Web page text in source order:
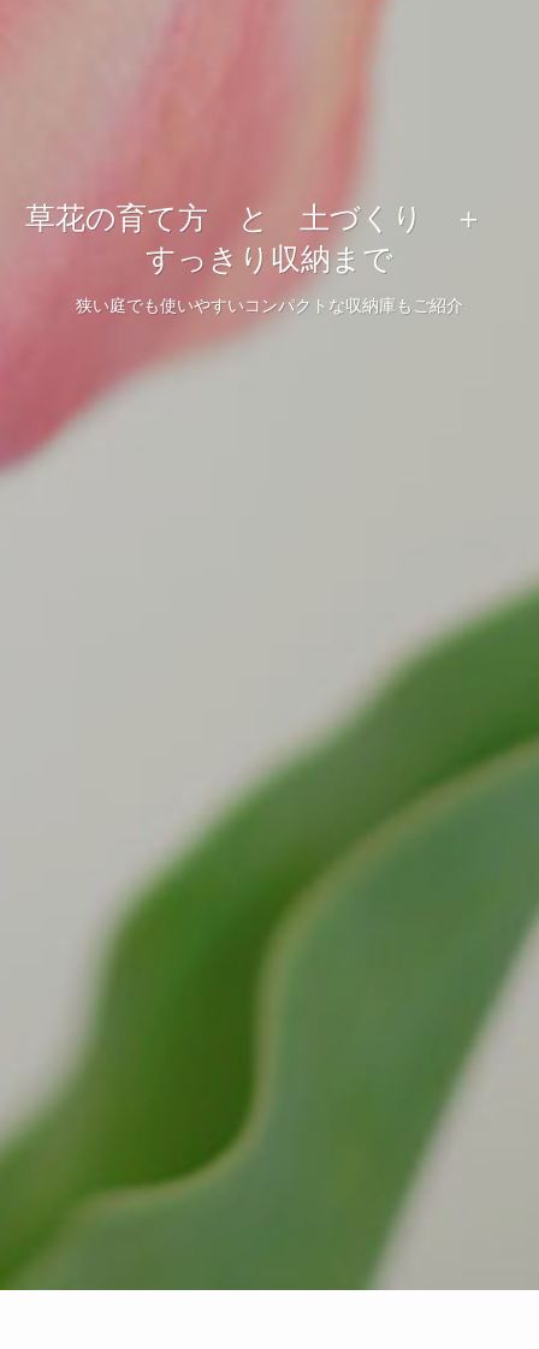
草花の育て方 と 土づくり ＋
すっきり収納まで
狭い庭でも使いやすいコンパクトな収納庫もご紹介